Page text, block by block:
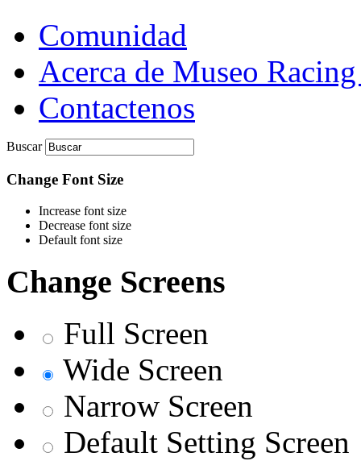
Comunidad
Acerca de Museo
Contactenos
Buscar
Change Font Size
Increase font size
Decrease font size
Default font size
Change Screens
Full Screen
Wide Screen
Narrow Screen
Default Setting Screen